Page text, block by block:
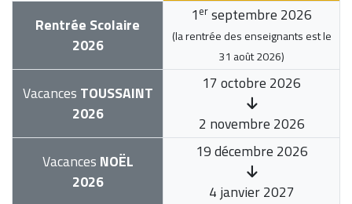
Rentrée Scolaire
2026
1 er septembre 2026
(la rentrée des enseignants est le
31 août 2026)
Vacances TOUSSAINT
2026
17 octobre 2026
2 novembre 2026
Vacances NOËL
2026
19 décembre 2026
4 janvier 2027